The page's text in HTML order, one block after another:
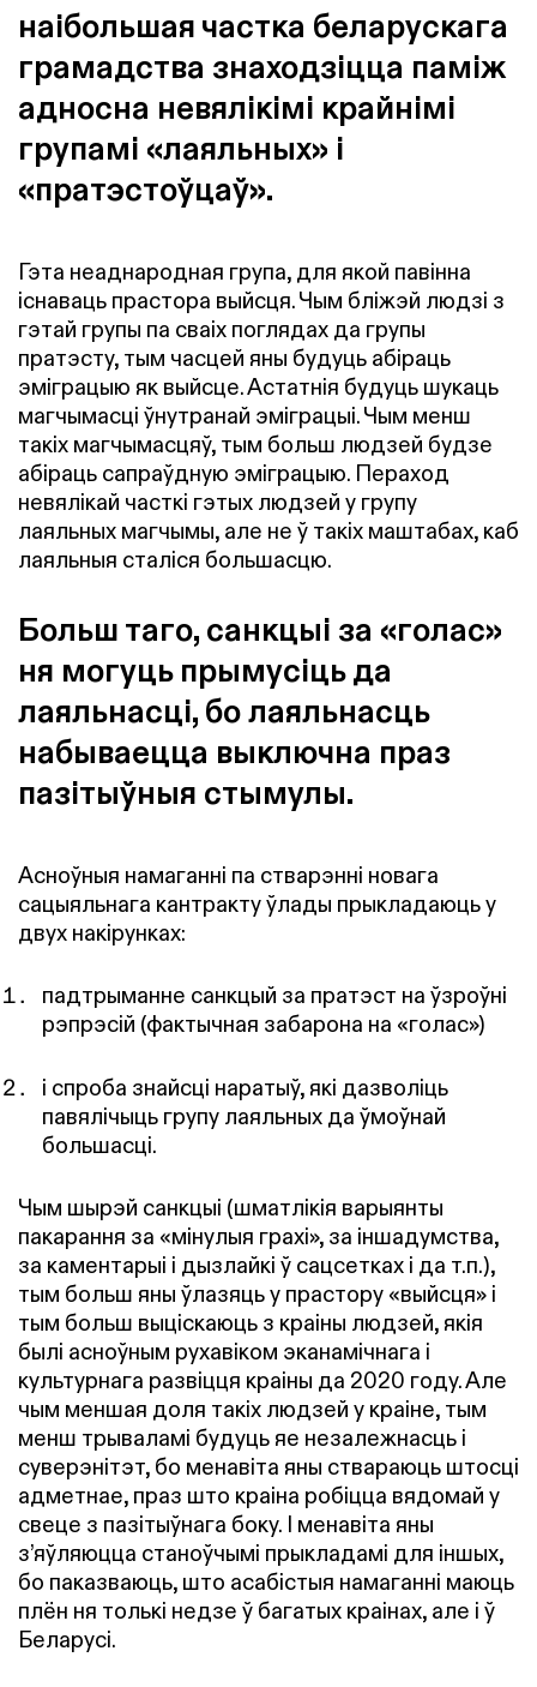
наібольшая частка беларускага
грамадства знаходзіцца паміж
адносна невялікімі крайнімі
групамі «лаяльных» і
«пратэстоўцаў».
Гэта неаднародная група, для якой павінна
існаваць прастора выйсця. Чым бліжэй людзі з
гэтай групы па сваіх поглядах да групы
пратэсту, тым часцей яны будуць абіраць
эміграцыю як выйсце. Астатнія будуць шукаць
магчымасці ўнутранай эміграцыі. Чым менш
такіх магчымасцяў, тым больш людзей будзе
абіраць сапраўдную эміграцыю. Пераход
невялікай часткі гэтых людзей у групу
лаяльных магчымы, але не ў такіх маштабах, каб
лаяльныя сталіся большасцю.
Больш таго, санкцыі за «голас»
ня могуць прымусіць да
лаяльнасці, бо лаяльнасць
набываецца выключна праз
пазітыўныя стымулы.
Асноўныя намаганні па стварэнні новага
сацыяльнага кантракту ўлады прыкладаюць у
двух накірунках:
падтрыманне санкцый за пратэст на ўзроўні
рэпрэсій (фактычная забарона на «голас»)
і спроба знайсці наратыў, які дазволіць
павялічыць групу лаяльных да ўмоўнай
большасці.
Чым шырэй санкцыі (шматлікія варыянты
пакарання за «мінулыя грахі», за іншадумства,
за каментарыі і дызлайкі ў сацсетках і да т.п.),
тым больш яны ўлазяць у прастору «выйсця» і
тым больш выціскаюць з краіны людзей, якія
былі асноўным рухавіком эканамічнага і
культурнага развіцця краіны да 2020 году. Але
чым меншая доля такіх людзей у краіне, тым
менш трываламі будуць яе незалежнасць і
суверэнітэт, бо менавіта яны ствараюць штосці
адметнае, праз што краіна робіцца вядомай у
свеце з пазітыўнага боку. І менавіта яны
з’яўляюцца станоўчымі прыкладамі для іншых,
бо паказваюць, што асабістыя намаганні маюць
плён ня толькі недзе ў багатых краінах, але і ў
Беларусі.